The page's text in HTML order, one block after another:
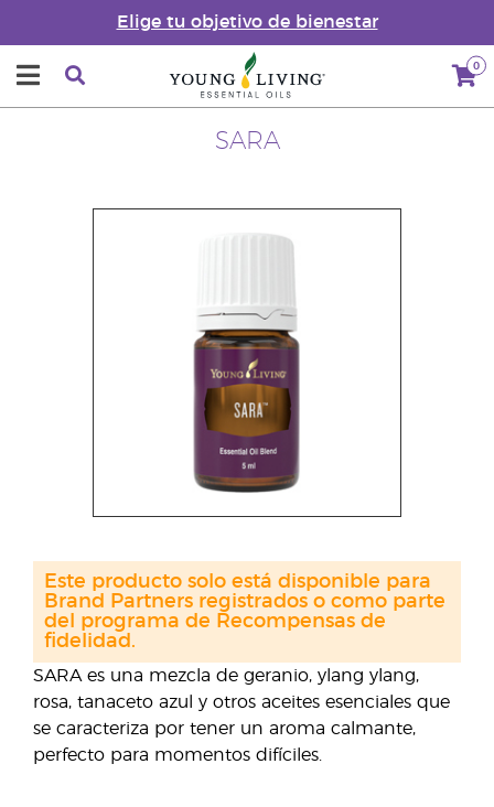
Elige tu objetivo de bienestar
0
SARA
SARA es una mezcla de geranio, ylang ylang,
rosa, tanaceto azul y otros aceites esenciales que
se caracteriza por tener un aroma calmante,
perfecto para momentos difíciles.
Este producto solo está disponible para
Brand Partners registrados o como parte
del programa de Recompensas de
fidelidad.